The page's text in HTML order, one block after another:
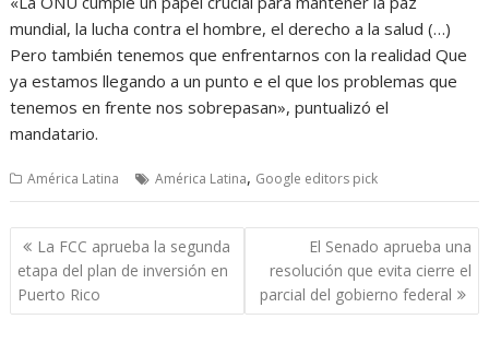
mundial, la lucha contra el hombre, el derecho a la salud (…)
Pero también tenemos que enfrentarnos con la realidad Que
ya estamos llegando a un punto e el que los problemas que
tenemos en frente nos sobrepasan», puntualizó el
mandatario.
América Latina América Latina, Google editors pick
Navegación
de
entradas
La FCC aprueba la segunda
etapa del plan de inversión en
Puerto Rico
El Senado aprueba una
resolución que evita cierre el
parcial del gobierno federal